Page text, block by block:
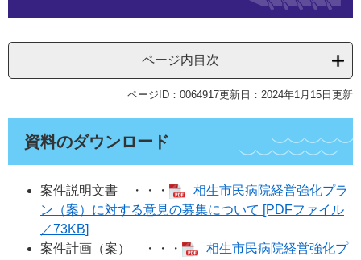
ページ内目次
ページID：0064917更新日：2024年1月15日更新
資料のダウンロード
案件説明文書 ・・・
相生市民病院経営強化プラ
ン（案）に対する意見の募集について [PDFファイル
／73KB]
案件計画（案） ・・・
相生市民病院経営強化プ